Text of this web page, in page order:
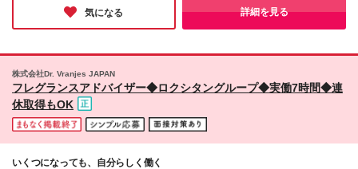
だからこそ心の通う提案ができるのだと実感しました！
気になる 詳細を見る
株式会社Dr. Vranjes JAPAN
フレグランスアドバイザー◆ロクシタングループ◆実働7時間◆連
休取得もOK
いくつになっても、自分らしく働く